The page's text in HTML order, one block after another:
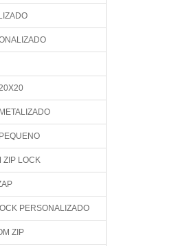
ZIP LOCK
PERSONALIZADO
ZIP